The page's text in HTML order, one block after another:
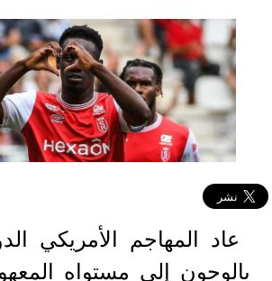
عاد المهاجم الأمريكي
بالوجون إلى مستواه